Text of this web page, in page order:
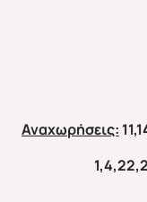
Αναχωρήσεις: